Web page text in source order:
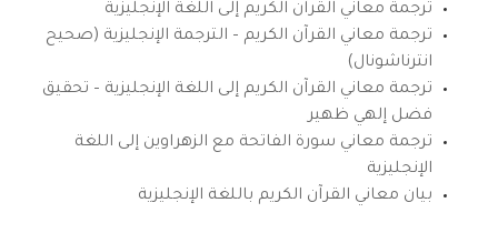
ترجمة معاني القرآن الكريم إلى اللغة الإنجليزية
ترجمة معاني القرآن الكريم – الترجمة الإنجليزية (صحيح
انترناشونال)
ترجمة معاني القرآن الكريم إلى اللغة الإنجليزية – تحقيق
فضل إلهي ظهير
ترجمة معاني سورة الفاتحة مع الزهراوين إلى اللغة
الإنجليزية
بيان معاني القرآن الكريم باللغة الإنجليزية